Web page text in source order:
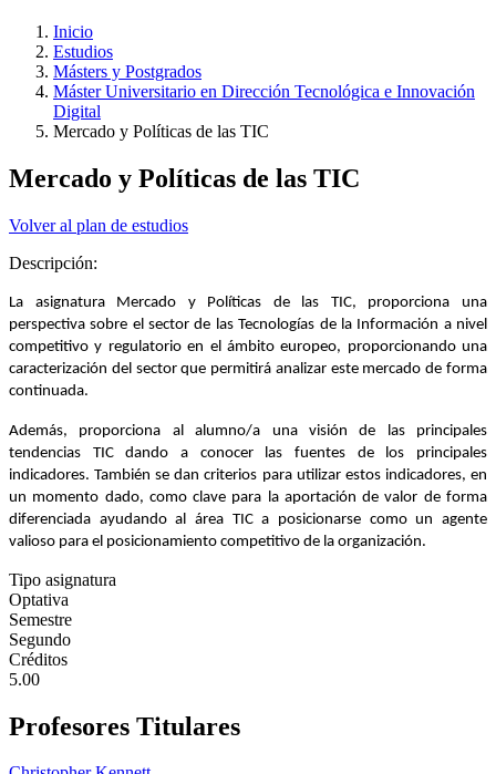
Inicio
Estudios
Másters y Postgrados
Máster Universitario en Dirección Tecnológica e Innovación
Digital
Mercado y Políticas de las TIC
Mercado y Políticas de las TIC
Volver al plan de estudios
Descripción:
La asignatura Mercado y Políticas de las TIC, proporciona una
perspectiva sobre el sector de las Tecnologías de la Información a nivel
competitivo y regulatorio en el ámbito europeo, proporcionando una
caracterización del sector que permitirá analizar este mercado de forma
continuada.
Además, proporciona al alumno/a una visión de las principales
tendencias TIC dando a conocer las fuentes de los principales
indicadores. También se dan criterios para utilizar estos indicadores, en
un momento dado, como clave para la aportación de valor de forma
diferenciada ayudando al área TIC a posicionarse como un agente
valioso para el posicionamiento competitivo de la organización.
Tipo asignatura
Optativa
Semestre
Segundo
Créditos
5.00
Profesores Titulares